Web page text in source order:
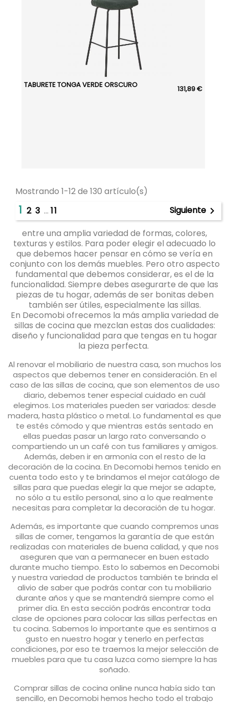
TABURETE TONGA VERDE ORSCURO 131,89 €
Mostrando 1-12 de 130 artículo(s)
1 2 3 … 11 Siguiente 
entre una amplia variedad de formas, colores,
texturas y estilos. Para poder elegir el adecuado lo
que debemos hacer pensar en cómo se vería en
conjunto con los demás muebles. Pero otro aspecto
fundamental que debemos considerar, es el de la
funcionalidad. Siempre debes asegurarte de que las
piezas de tu hogar, además de ser bonitas deben
también ser útiles, especialmente las sillas.
En Decomobi ofrecemos la más amplia variedad de
sillas de cocina que mezclan estas dos cualidades:
diseño y funcionalidad para que tengas en tu hogar
la pieza perfecta.
Al renovar el mobiliario de nuestra casa, son muchos los
aspectos que debemos tener en consideración. En el
caso de las sillas de cocina, que son elementos de uso
diario, debemos tener especial cuidado en cuál
elegimos. Los materiales pueden ser variados: desde
madera, hasta plástico o metal. Lo fundamental es que
te estés cómodo y que mientras estás sentado en
ellas puedas pasar un largo rato conversando o
compartiendo un un café con tus familiares y amigos.
Además, deben ir en armonía con el resto de la
decoración de la cocina. En Decomobi hemos tenido en
cuenta todo esto y te brindamos el mejor catálogo de
sillas para que puedas elegir la que mejor se adapte,
no sólo a tu estilo personal, sino a lo que realmente
necesitas para completar la decoración de tu hogar.
Además, es importante que cuando compremos unas
sillas de comer, tengamos la garantía de que están
realizadas con materiales de buena calidad, y que nos
aseguren que van a permanecer en buen estado
durante mucho tiempo. Esto lo sabemos en Decomobi
y nuestra variedad de productos también te brinda el
alivio de saber que podrás contar con tu mobiliario
durante años y que se mantendrá siempre como el
primer día. En esta sección podrás encontrar toda
clase de opciones para colocar las sillas perfectas en
tu cocina. Sabemos lo importante que es sentirnos a
gusto en nuestro hogar y tenerlo en perfectas
condiciones, por eso te traemos la mejor selección de
muebles para que tu casa luzca como siempre la has
soñado.
Comprar sillas de cocina online nunca había sido tan
sencillo, en Decomobi hemos hecho todo el trabajo